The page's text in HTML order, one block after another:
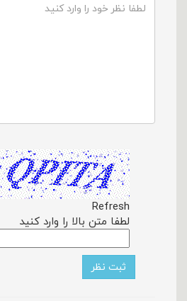
Refresh
لطفا متن بالا را وارد کنید